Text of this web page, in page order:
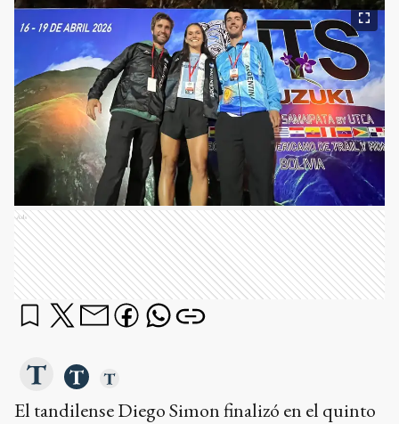
Ads
El tandilense Diego Simon finalizó en el quinto